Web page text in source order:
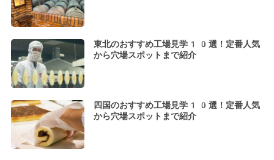
東北のおすすめ工場見学10選！定番人気
から穴場スポットまで紹介
四国のおすすめ工場見学10選！定番人気
から穴場スポットまで紹介